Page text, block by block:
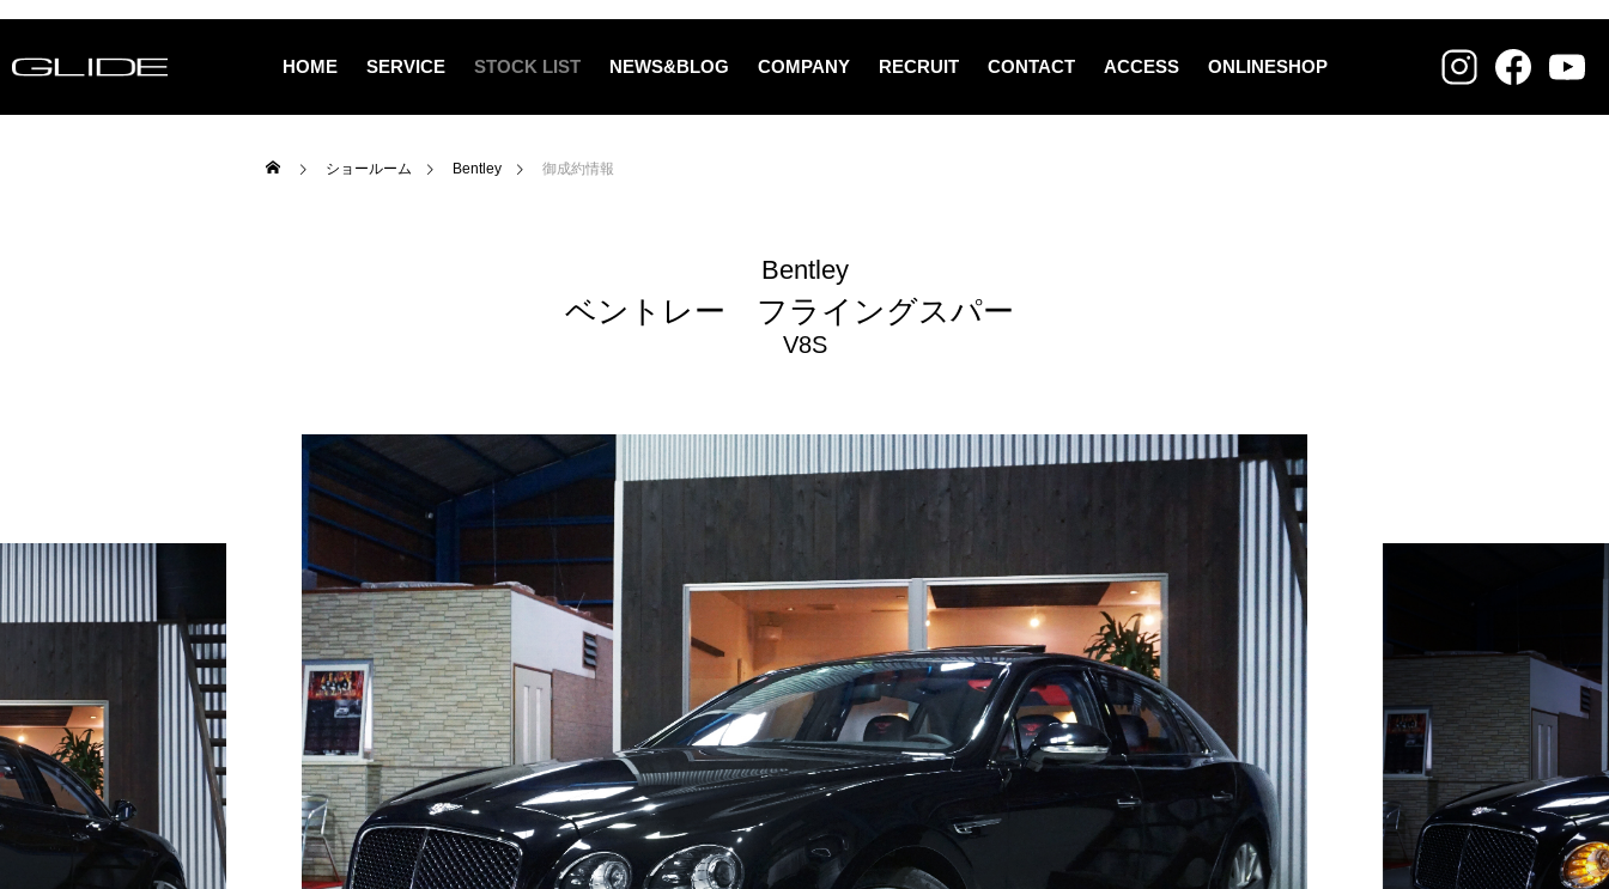
HOME SERVICE STOCK LIST NEWS&BLOG COMPANY RECRUIT CONTACT ACCESS ONLINESHOP
ショールーム Bentley 御成約情報
Bentley
ベントレー フライングスパー
V8S